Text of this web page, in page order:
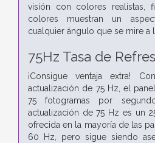
visión con colores realistas,
colores muestran un
cualquier ángulo que se mire a
75Hz Tasa de
¡Consigue ventaja extra!
actualización de 75 Hz, el
75 fotogramas por
actualización de 75 Hz es un
ofrecida en la mayoría de las
60 Hz, pero sigue siendo